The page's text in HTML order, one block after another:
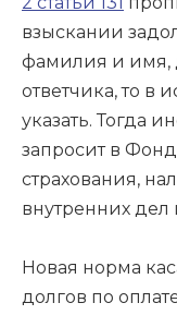
взыскании
фамилия и имя,
ответчика, то в
указать. Тогда
запросит в
страхования,
внутренних дел
Новая норма
долгов по